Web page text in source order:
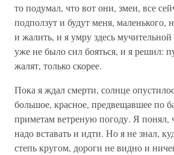
то подумал, что вот они, змеи, все
подползут и будут меня, маленького,
и жалить, и я умру здесь
уже не было сил бояться, и я решил:
жалят, только скорее.
Пока я ждал смерти, солнце
большое, красное, предвещавшее по
приметам ветреную погоду. Я понял,
надо вставать и идти. Но я не знал,
степь кругом, дороги не видно и